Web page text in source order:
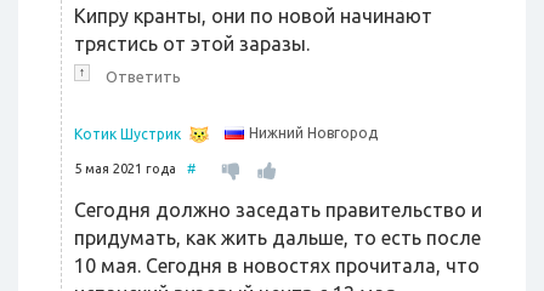
Кипру кранты, они по новой начинают
трястись от этой заразы.
↑ Ответить
Котик Шустрик Нижний Новгород
5 мая 2021 года #
Сегодня должно заседать правительство и
придумать, как жить дальше, то есть после
10 мая. Сегодня в новостях прочитала, что